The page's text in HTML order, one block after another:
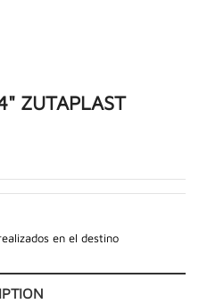
ZUTAPLAST
en el destino